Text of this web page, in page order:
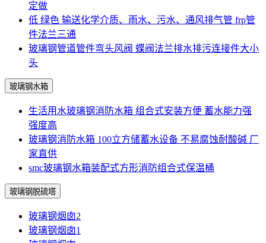
定做
低 绿色 输送化学介质、雨水、污水、通风排气管 frp管
件法兰三通
玻璃钢管道管件弯头风阀 蝶阀法兰排水排污连接件大小
头
玻璃钢水箱
生活用水玻璃钢消防水箱 组合式安装方便 蓄水能力强
强度高
玻璃钢消防水箱 100立方储蓄水设备 不易腐蚀耐酸碱 厂
家直供
smc玻璃钢水箱装配式方形消防组合式保温桶
玻璃钢脱硫塔
玻璃钢烟囱2
玻璃钢烟囱1